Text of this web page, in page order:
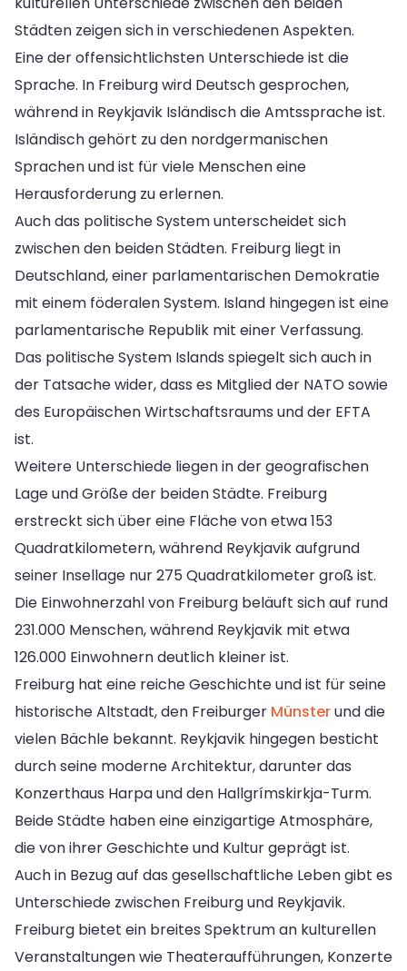
Städten zeigen sich in verschiedenen Aspekten.
Eine der offensichtlichsten Unterschiede ist die
Sprache. In Freiburg wird Deutsch gesprochen,
während in Reykjavik Isländisch die Amtssprache ist.
Isländisch gehört zu den nordgermanischen
Sprachen und ist für viele Menschen eine
Herausforderung zu erlernen.
Auch das politische System unterscheidet sich
zwischen den beiden Städten. Freiburg liegt in
Deutschland, einer parlamentarischen Demokratie
mit einem föderalen System. Island hingegen ist eine
parlamentarische Republik mit einer Verfassung.
Das politische System Islands spiegelt sich auch in
der Tatsache wider, dass es Mitglied der NATO sowie
des Europäischen Wirtschaftsraums und der EFTA
ist.
Weitere Unterschiede liegen in der geografischen
Lage und Größe der beiden Städte. Freiburg
erstreckt sich über eine Fläche von etwa 153
Quadratkilometern, während Reykjavik aufgrund
seiner Insellage nur 275 Quadratkilometer groß ist.
Die Einwohnerzahl von Freiburg beläuft sich auf rund
231.000 Menschen, während Reykjavik mit etwa
126.000 Einwohnern deutlich kleiner ist.
Freiburg hat eine reiche Geschichte und ist für seine
historische Altstadt, den Freiburger Münsterund die
vielen Bächle bekannt. Reykjavik hingegen besticht
durch seine moderne Architektur, darunter das
Konzerthaus Harpa und den Hallgrímskirkja-Turm.
Beide Städte haben eine einzigartige Atmosphäre,
die von ihrer Geschichte und Kultur geprägt ist.
Auch in Bezug auf das gesellschaftliche Leben gibt es
Unterschiede zwischen Freiburg und Reykjavik.
Freiburg bietet ein breites Spektrum an kulturellen
Veranstaltungen wie Theateraufführungen, Konzerte